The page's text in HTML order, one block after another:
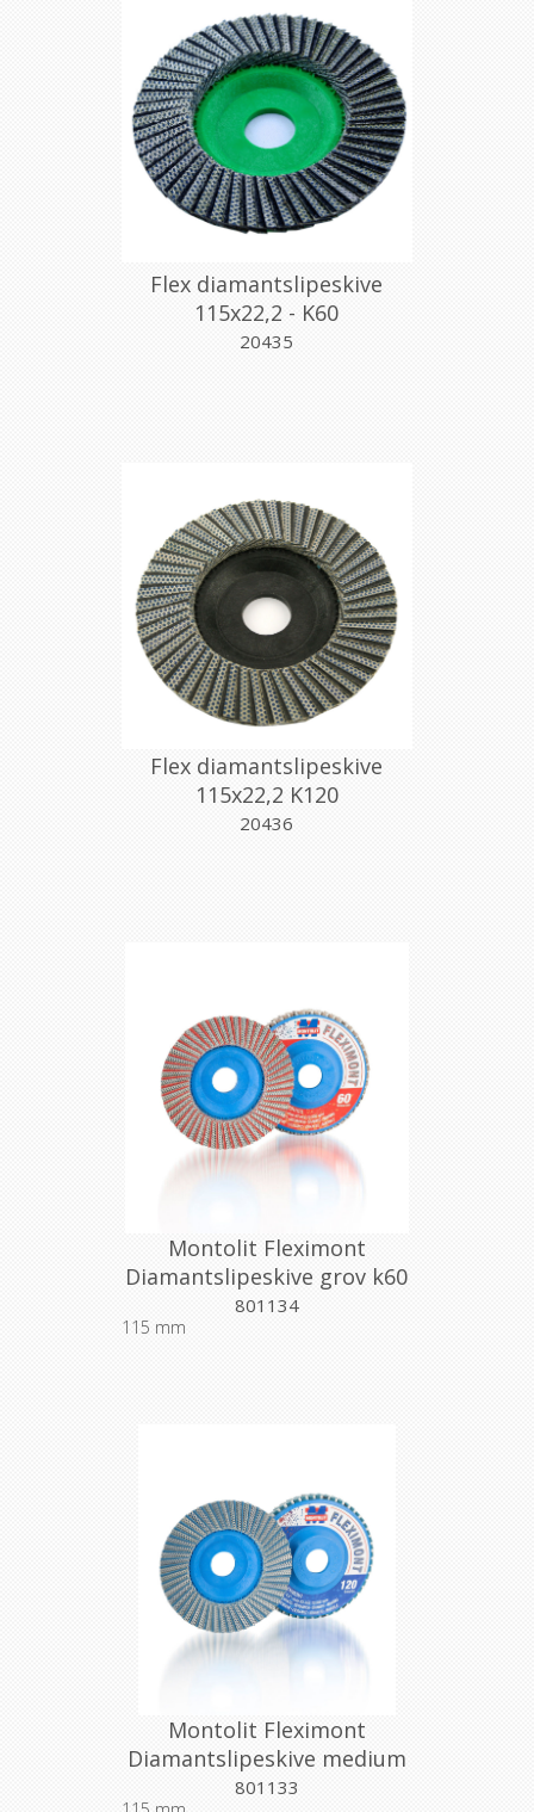
Flex diamantslipeskive
115x22,2 - K60
20435
Flex diamantslipeskive
115x22,2 K120
20436
Montolit Fleximont
Diamantslipeskive grov k60
801134
115 mm
Montolit Fleximont
Diamantslipeskive medium
k120
801133